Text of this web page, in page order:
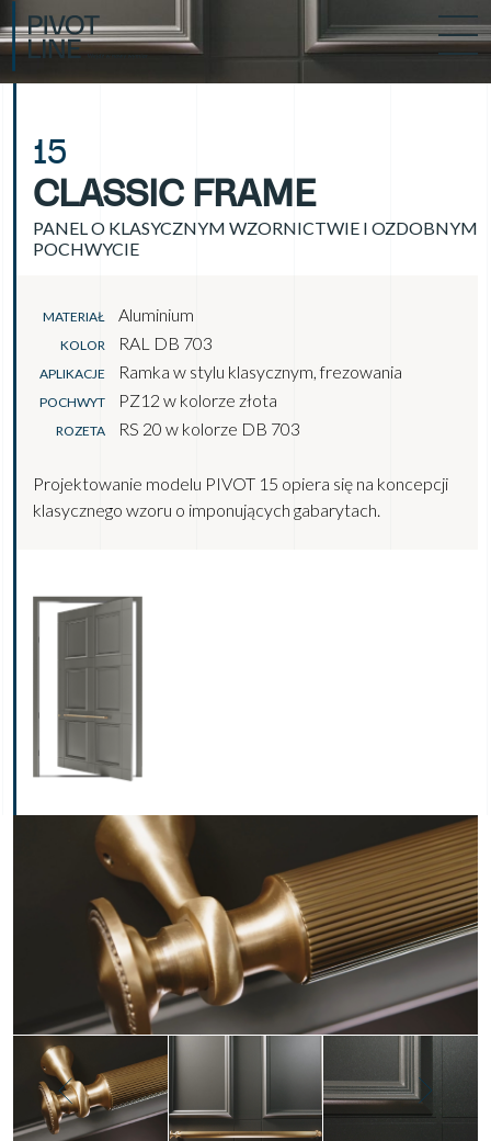
15
CLASSIC FRAME
PANEL O KLASYCZNYM WZORNICTWIE I OZDOBNYM
POCHWYCIE
MATERIAŁ Aluminium
KOLOR RAL DB 703
APLIKACJE Ramka w stylu klasycznym, frezowania
POCHWYT PZ12 w kolorze złota
ROZETA RS 20 w kolorze DB 703
Projektowanie modelu PIVOT 15 opiera się na koncepcji
klasycznego wzoru o imponujących gabarytach.